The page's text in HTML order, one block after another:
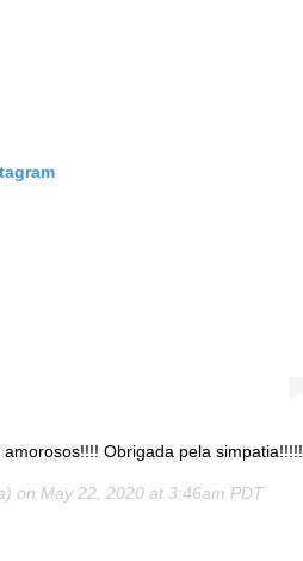
Obrigada pela simpatia!!!!!
on May 22, 2020 at 3:46am PDT